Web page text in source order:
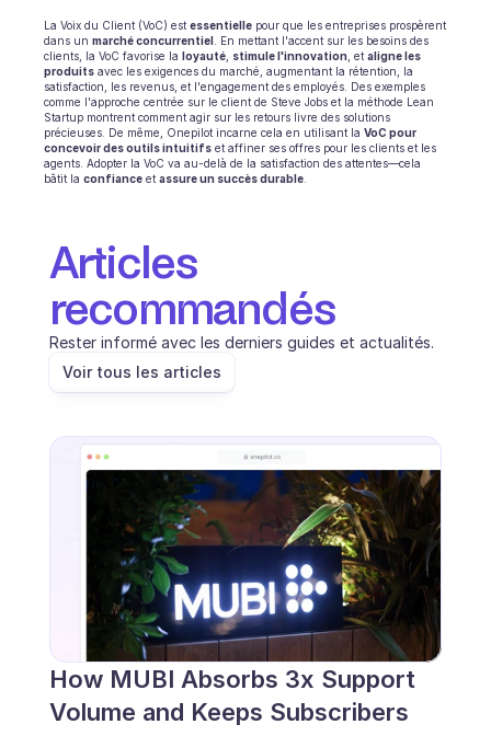
La Voix du Client (VoC) est essentielle pour que les entreprises prospèrent
dans un marché concurrentiel . En mettant l'accent sur les besoins des
clients, la VoC favorise la loyauté stimule l'innovation , et aligne les
produits avec les exigences du marché, augmentant la rétention, la
satisfaction, les revenus, et l'engagement des employés. Des exemples
comme l'approche centrée sur le client de Steve Jobs et la méthode Lean
Startup montrent comment agir sur les retours livre des solutions
précieuses. De même, Onepilot incarne cela en utilisant la VoC pour
concevoir des outils intuitifs et affiner ses offres pour les clients et les
agents. Adopter la VoC va au-delà de la satisfaction des attentes—cela
bâtit la confiance et assure un succès durable
Articles
recommandés
Rester informé avec les derniers guides et actualités.
Voir tous les articles
How MUBI Absorbs 3x Support
Volume and Keeps Subscribers